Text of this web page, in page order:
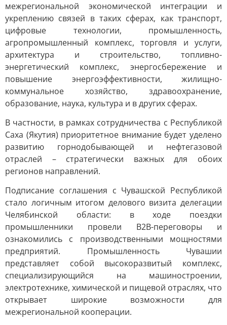
межрегиональной экономической интеграции и
укреплению связей в таких сферах, как транспорт,
цифровые технологии, промышленность,
агропромышленный комплекс, торговля и услуги,
архитектура и строительство, топливно-
энергетический комплекс, энергосбережение и
повышение энергоэффективности, жилищно-
коммунальное хозяйство, здравоохранение,
образование, наука, культура и в других сферах.
В частности, в рамках сотрудничества с Республикой
Саха (Якутия) приоритетное внимание будет уделено
развитию горнодобывающей и нефтегазовой
отраслей – стратегически важных для обоих
регионов направлений.
Подписание соглашения с Чувашской Республикой
стало логичным итогом делового визита делегации
Челябинской области: в ходе поездки
промышленники провели В2В-переговоры и
ознакомились с производственными мощностями
предприятий. Промышленность Чувашии
представляет собой высокоразвитый комплекс,
специализирующийся на машиностроении,
электротехнике, химической и пищевой отраслях, что
открывает широкие возможности для
межрегиональной кооперации.